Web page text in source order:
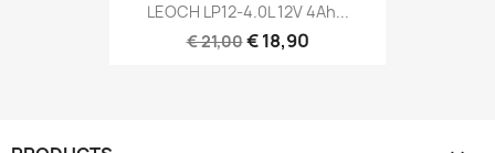
LEOCH LP12-4.0L 12V 4Ah...
€ 21,00€ 18,90